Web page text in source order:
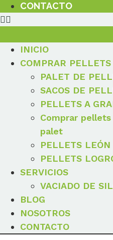
CONTACTO
INICIO
COMPRAR PELLETS
PALET DE
SACOS DE
PELLETS A
Comprar
palet
PELLETS LEÓN
PELLETS
SERVICIOS
VACIADO DE
BLOG
NOSOTROS
CONTACTO